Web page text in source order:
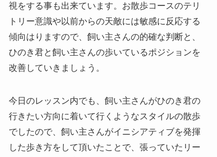
視をする事も出来ています。お散歩コースのテリ
トリー意識や以前からの天敵には敏感に反応する
傾向はりますので、飼い主さんの的確な判断と、
ひのき君と飼い主さんの歩いているポジションを
改善していきましょう。
今日のレッスン内でも、飼い主さんがひのき君の
行きたい方向に着いて行くようなスタイルの散歩
でしたので、飼い主さんがイニシアティブを発揮
した歩き方をして頂いたことで、張っていたリー